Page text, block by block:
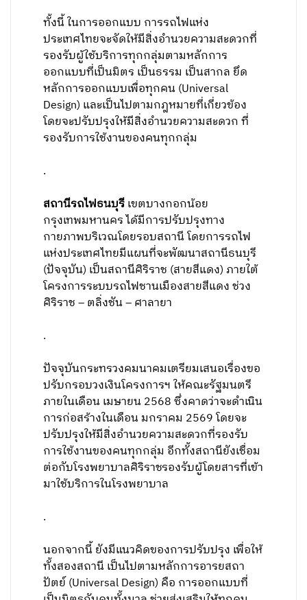
ทั้งนี้ ในการออกแบบ การรถไฟแห่ง
ประเทศไทยจะจัดให้มีสิ่งอำนวยความสะดวกที่
รองรับผู้ใช้บริการทุกกลุ่มตามหลักการ
ออกแบบที่เป็นมิตร เป็นธรรม เป็นสากล ยึด
หลักการออกแบบเพื่อทุกคน (Universal
Design) และเป็นไปตามกฎหมายที่เกี่ยวข้อง
โดยจะปรับปรุงให้มีสิ่งอำนวยความสะดวก ที่
รองรับการใช้งานของคนทุกกลุ่ม
.
สถานีรถไฟธนบุรีเขตบางกอกน้อย
กรุงเทพมหานคร ได้มีการปรับปรุงทาง
กายภาพบริเวณโดยรอบสถานี โดยการรถไฟ
แห่งประเทศไทยมีแผนที่จะพัฒนาสถานีธนบุรี
(ปัจจุบัน) เป็นสถานีศิริราช (สายสีแดง) ภายใต้
โครงการระบบรถไฟชานเมืองสายสีแดง ช่วง
ศิริราช – ตลิ่งชัน – ศาลายา
.
ปัจจุบันกระทรวงคมนาคมเตรียมเสนอเรื่องขอ
ปรับกรอบวงเงินโครงการฯ ให้คณะรัฐมนตรี
ภายในเดือน เมษายน 2568 ซึ่งคาดว่าจะดำเนิน
การก่อสร้างในเดือน มกราคม 2569 โดยจะ
ปรับปรุงให้มีสิ่งอำนวยความสะดวกที่รองรับ
การใช้งานของคนทุกกลุ่ม อีกทั้งสถานียังเชื่อม
ต่อกับโรงพยาบาลศิริราชรองรับผู้โดยสารที่เข้า
มาใช้บริการในโรงพยาบาล
.
นอกจากนี้ ยังมีแนวคิดของการปรับปรุง เพื่อให้
ทั้งสองสถานี เป็นไปตามหลักการอารยสถา
ปัตย์ (Universal Design) คือ การออกแบบที่